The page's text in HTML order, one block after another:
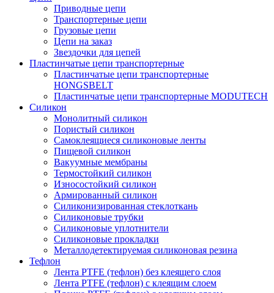
Приводные цепи
Транспортерные цепи
Грузовые цепи
Цепи на заказ
Звездочки для цепей
Пластинчатые цепи транспортерные
Пластинчатые цепи транспортерные
HONGSBELT
Пластинчатые цепи транспортерные MODUTECH
Силикон
Монолитный силикон
Пористый силикон
Самоклеящиеся силиконовые ленты
Пищевой силикон
Вакуумные мембраны
Термостойкий силикон
Износостойкий силикон
Армированный силикон
Силиконизированная стеклоткань
Силиконовые трубки
Силиконовые уплотнители
Силиконовые прокладки
Металлодетектируемая силиконовая резина
Тефлон
Лента PTFE (тефлон) без клеящего слоя
Лента PTFE (тефлон) с клеящим слоем